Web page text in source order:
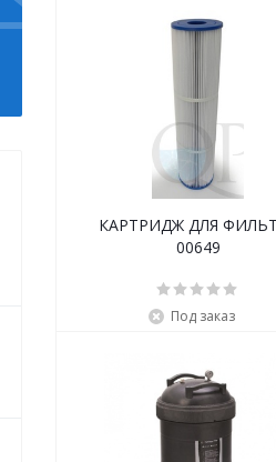
КАРТРИДЖ ДЛЯ
00649
Под заказ